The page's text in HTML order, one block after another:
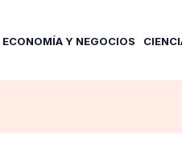
ECONOMÍA Y NEGOCIOS